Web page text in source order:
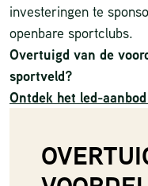
investeringen te
openbare sportclubs.
Overtuigd van de
sportveld?
Ontdek het led-